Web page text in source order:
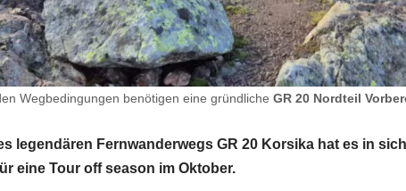
Wegbedingungen benötigen eine gründliche GR 20 Nordteil
legendären Fernwanderwegs GR 20 Korsika hat es in
eine Tour off season im Oktober.